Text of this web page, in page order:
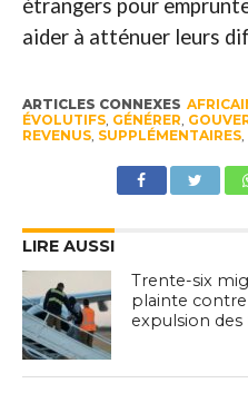
étrangers pour
aider à atténuer leurs
ARTICLES CONNEXES
ÉVOLUTIFS, GÉNÉRER,
REVENUS, SUPPLÉMENTAIRES,
LIRE AUSSI
Trente-six
plainte
expulsion des